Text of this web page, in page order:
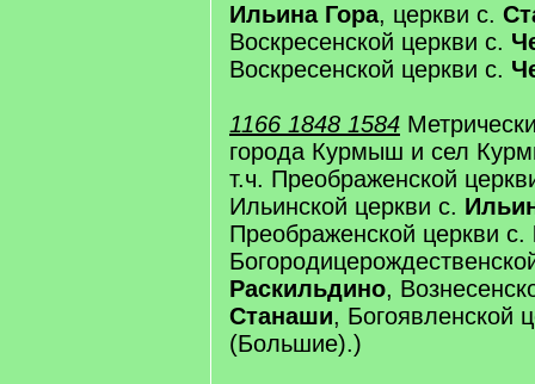
Ильина Гора, церкви с.
Воскресенской церкви с.
Воскресенской церкви с.
1166 1848 1584
города Курмыш и сел
т.ч. Преображенской
Ильинской церкви с.
Преображенской церкви с.
Раскильдино,
Станаши, Богоявленской
(Большие).)